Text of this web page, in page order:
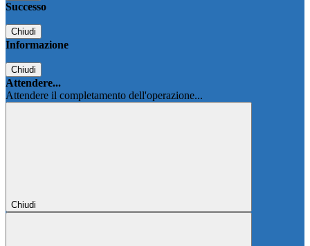
Successo
Chiudi
Informazione
Chiudi
Attendere...
Attendere il completamento dell'operazione...
Chiudi